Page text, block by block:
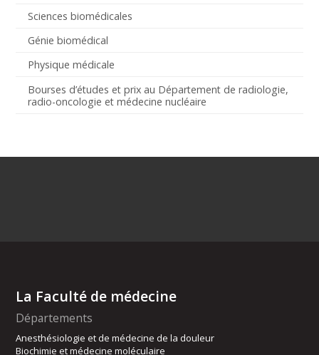
Sciences biomédicales
Génie biomédical
Physique médicale
Bourses d’études et prix au Département de radiologie,
radio-oncologie et médecine nucléaire
La Faculté de médecine
Départements
Anesthésiologie et de médecine de la douleur
Biochimie et médecine moléculaire